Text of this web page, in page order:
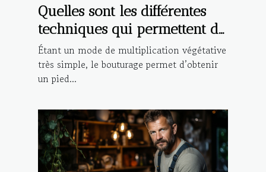
Quelles sont les différentes
techniques qui permettent de
réaliser la bouture d’une
plante ?
Étant un mode de multiplication végétative
très simple, le bouturage permet d’obtenir
un pied...